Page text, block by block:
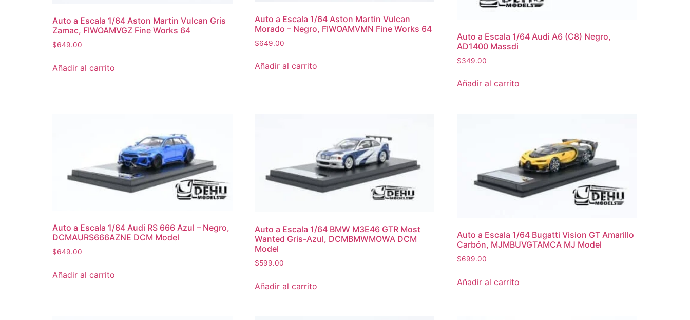
Auto a Escala 1/64 Aston Martin Vulcan Gris
Zamac, FIWOAMVGZ Fine Works 64
$649.00
Añadir al carrito
Auto a Escala 1/64 Aston Martin Vulcan
Morado – Negro, FIWOAMVMN Fine Works 64
$649.00
Añadir al carrito
Auto a Escala 1/64 Audi A6 (C8) Negro,
AD1400 Massdi
$349.00
Añadir al carrito
Auto a Escala 1/64 Audi RS 666 Azul – Negro,
DCMAURS666AZNE DCM Model
$649.00
Añadir al carrito
Auto a Escala 1/64 BMW M3E46 GTR Most
Wanted Gris-Azul, DCMBMWMOWA DCM
Model
$599.00
Añadir al carrito
Auto a Escala 1/64 Bugatti Vision GT Amarillo
Carbón, MJMBUVGTAMCA MJ Model
$699.00
Añadir al carrito